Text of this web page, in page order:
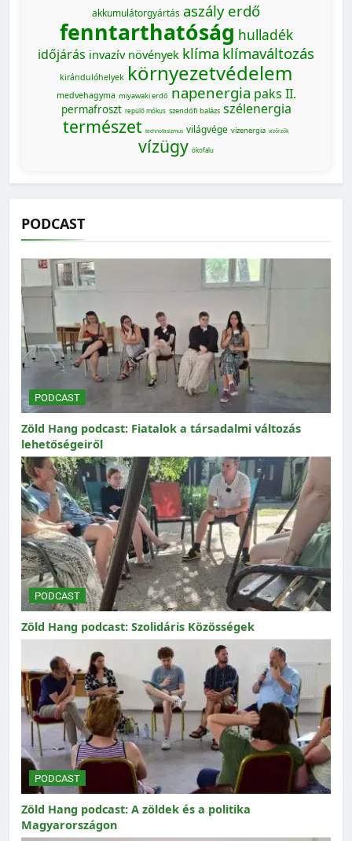
akkumulátorgyártás aszály erdő
fenntarthatóság hulladék
időjárás invazív növények klíma klímaváltozás
kirándulóhelyek környezetvédelem
medvehagyma miyawaki erdő napenergia paks II.
permafroszt repülő mókus szendőfi balázs szélenergia
természet technofasizmus világvége vízenergia vízőrzők
vízügy ökofalu
PODCAST
PODCAST
Zöld Hang podcast: Fiatalok a társadalmi változás
lehetőségeiről
PODCAST
Zöld Hang podcast: Szolidáris Közösségek
PODCAST
Zöld Hang podcast: A zöldek és a politika
Magyarországon